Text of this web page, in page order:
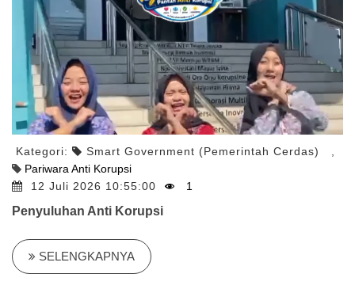
Kategori: Smart Government (Pemerintah Cerdas)
Pariwara Anti Korupsi
12 Juli 2026 10:55:00
1
Penyuluhan Anti Korupsi
SELENGKAPNYA